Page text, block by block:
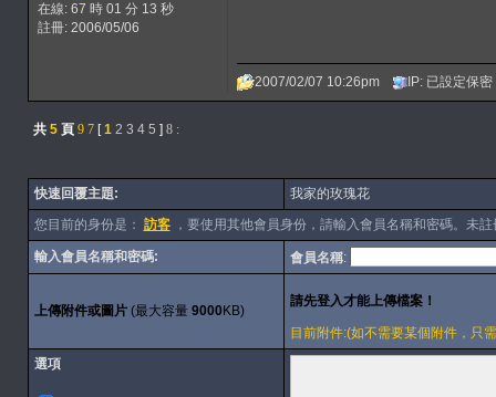
在線: 67 時 01 分 13 秒
註冊: 2006/05/06
2007/02/07 10:26pm IP: 已設定保密
共 5頁 9 7[1 2 3 4 5 ] 8 :
快速回覆主題:
我家的玫瑰花
您目前的身份是： 訪客，要使用其他會員身份，請輸入會員名稱和密碼。未
輸入會員名稱和密碼: 會員名稱:
上傳附件或圖片(最大容量 9000KB)
目前附件:(如不需要某個附件，只
選項